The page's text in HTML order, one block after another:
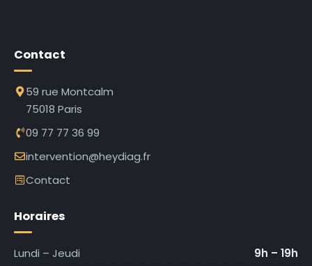
Contact
59 rue Montcalm
75018 Paris
09 77 77 36 99
intervention@heydiag.fr
Contact
Horaires
Lundi – Jeudi
9h – 19h